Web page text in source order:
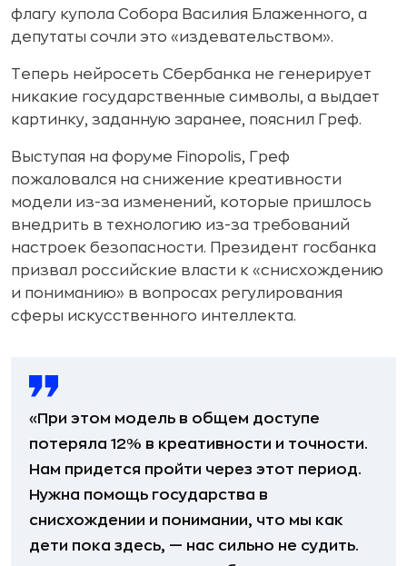
флагу купола Собора Василия Блаженного, а
депутаты сочли это «издевательством».
Теперь нейросеть Сбербанка не генерирует
никакие государственные символы, а выдает
картинку, заданную заранее, пояснил Греф.
Выступая на форуме Finopolis, Греф
пожаловался на снижение креативности
модели из-за изменений, которые пришлось
внедрить в технологию из-за требований
настроек безопасности. Президент госбанка
призвал российские власти к «снисхождению
и пониманию» в вопросах регулирования
сферы искусственного интеллекта.
«При этом модель в общем доступе
потеряла 12% в креативности и точности.
Нам придется пройти через этот период.
Нужна помощь государства в
снисхождении и понимании, что мы как
дети пока здесь, — нас сильно не судить.